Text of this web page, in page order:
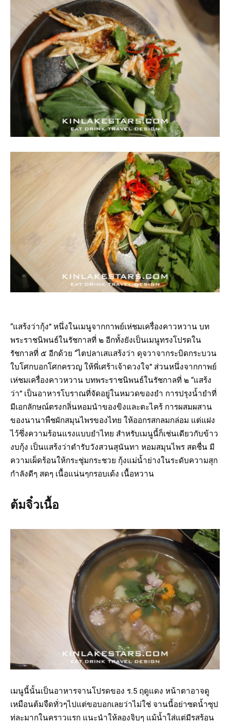
“แสร้งว่ากุ้ง” หนึ่งในเมนูจากกาพย์เห่ชมเครื่องคาวหวาน บท
พระราชนิพนธ์ในรัชกาลที่ ๒ อีกทั้งยังเป็นเมนูทรงโปรดใน
รัชกาลที่ ๕ อีกด้วย “ไตปลาเสแสร้งว่า ดุจวาจากระบิดกระบวน
ใบโศกบอกโศกครวญ ให้พี่เศร้าเจ้าดวงใจ” ส่วนหนึ่งจากกาพย์
เห่ชมเครื่องคาวหวาน บทพระราชนิพนธ์ในรัชกาลที่ ๒ “แสร้ง
ว่า” เป็นอาหารโบราณที่จัดอยู่ในหมวดของยำ การปรุงน้ำยำที่
มีเอกลักษณ์ตรงกลิ่นหอมนำของขิงและตะไคร้ การผสมผสาน
ของนานาพืชผักสมุนไพรของไทย ให้ออกรสกลมกล่อม แต่แฝง
ไว้ซึ่งความร้อนแรงแบบยำไทย สำหรับเมนูนี้ก็เช่นเดียวกับข้าว
งบกุ้ง เป็นแสร้งว่าตำรับวังสวนสุนันทา หอมสมุนไพร สดชื่น มี
ความเผ็ดร้อนให้กระชุ่มกระชวย กุ้งแม่น้ำย่างในระดับความสุก
กำลังดีๆ สดๆ เนื้อแน่นๆกรอบเด้ง เนื้อหวาน
ต้มจิ๋วเนื้อ
เมนูนี้นั้นเป็นอาหารจานโปรดของ ร.5 ฤดูแดง หน้าตาอาจดู
เหมือนต้มจืดทั่วๆไปแต่ขอบอกเลยว่าไม่ใช่ จานนี้อย่าซดน้ำซุป
ท่ละมากในคราวแรก แนะนำให้ลองจิบๆ แม้น้ำใส่แต่มีรสร้อน